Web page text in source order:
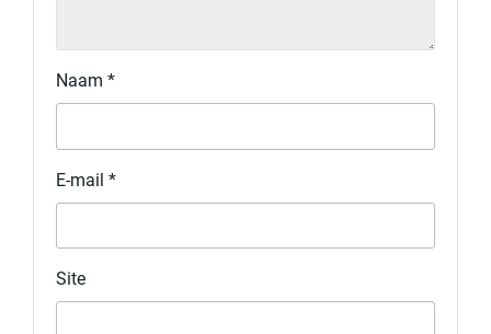
Naam *
E-mail *
Site